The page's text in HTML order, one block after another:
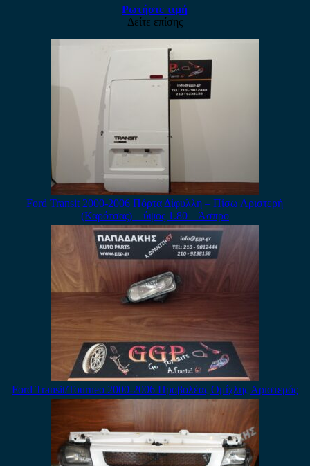
Ρωτήστε τιμή
Δείτε επίσης
Ford Transit 2000-2006 Πόρτα Δίφυλλη – Πίσω Αριστερή
(Καρότσας) – ύψος 1.80 – Άσπρο
Ford Transit/Tourneo 2000-2006 Προβολέας Ομίχλης Αριστερός